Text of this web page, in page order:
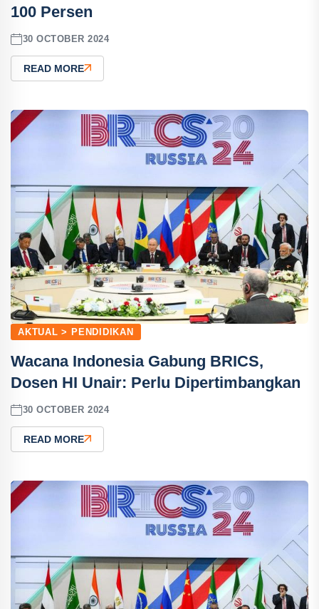
100 Persen
30 OCTOBER 2024
READ MORE
AKTUAL > PENDIDIKAN
Wacana Indonesia Gabung BRICS,
Dosen HI Unair: Perlu Dipertimbangkan
30 OCTOBER 2024
READ MORE